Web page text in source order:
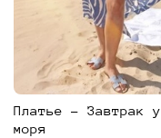
Платье - Завтрак у
моря